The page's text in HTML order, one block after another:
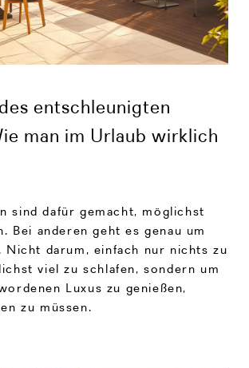
entschleunigten
man im Urlaub wirklich
sind dafür gemacht, möglichst
Bei anderen geht es genau um
Nicht darum, einfach nur nichts zu
viel zu schlafen, sondern um
Luxus zu genießen,
zu müssen.